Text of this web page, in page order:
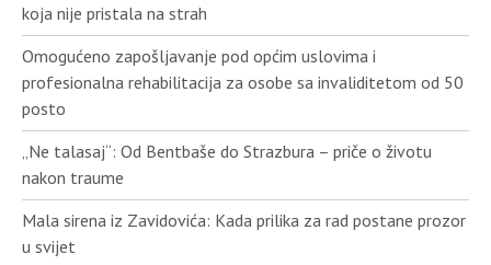
koja nije pristala na strah
Omogućeno zapošljavanje pod općim uslovima i
profesionalna rehabilitacija za osobe sa invaliditetom od 50
posto
„Ne talasaj“: Od Bentbaše do Strazbura – priče o životu
nakon traume
Mala sirena iz Zavidovića: Kada prilika za rad postane prozor
u svijet